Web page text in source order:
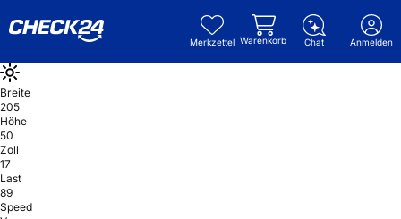
Merkzettel Warenkorb Chat Anmelden
Breite
205
Höhe
50
Zoll
17
Last
89
Speed